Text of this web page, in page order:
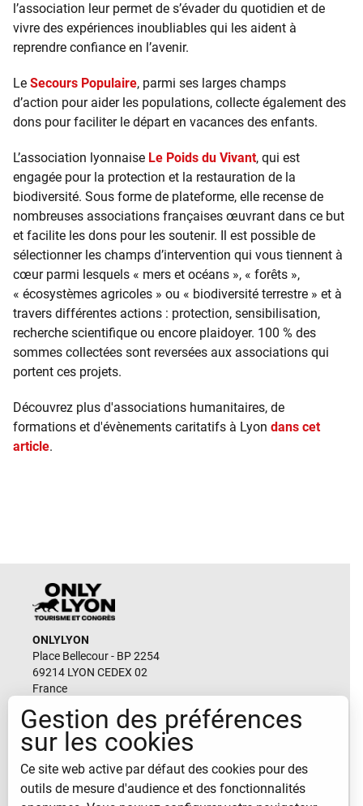
l’association leur permet de s’évader du quotidien et de
vivre des expériences inoubliables qui les aident à
reprendre confiance en l’avenir.
Le Secours Populaire, parmi ses larges champs
d’action pour aider les populations, collecte également des
dons pour faciliter le départ en vacances des enfants.
L’association lyonnaise Le Poids du Vivant, qui est
engagée pour la protection et la restauration de la
biodiversité. Sous forme de plateforme, elle recense de
nombreuses associations françaises œuvrant dans ce but
et facilite les dons pour les soutenir. Il est possible de
sélectionner les champs d’intervention qui vous tiennent à
cœur parmi lesquels « mers et océans », « forêts »,
« écosystèmes agricoles » ou « biodiversité terrestre » et à
travers différentes actions : protection, sensibilisation,
recherche scientifique ou encore plaidoyer. 100 % des
sommes collectées sont reversées aux associations qui
portent ces projets.
Découvrez plus d'associations humanitaires, de
formations et d'évènements caritatifs à Lyon dans cet
article.
ONLYLYON
Place Bellecour - BP 2254
69214 LYON CEDEX 02
France
Email
durable@lyon-france.com
CONTACTEZ-NOUS
Gestion des préférences
sur les cookies
Ce site web active par défaut des cookies pour des
outils de mesure d'audience et des fonctionnalités